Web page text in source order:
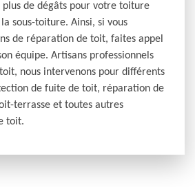
de dégâts pour votre toiture
sous-toiture. Ainsi, si vous
de réparation de toit, faites appel
équipe. Artisans professionnels
nous intervenons pour différents
de fuite de toit, réparation de
terrasse et toutes autres
toit.